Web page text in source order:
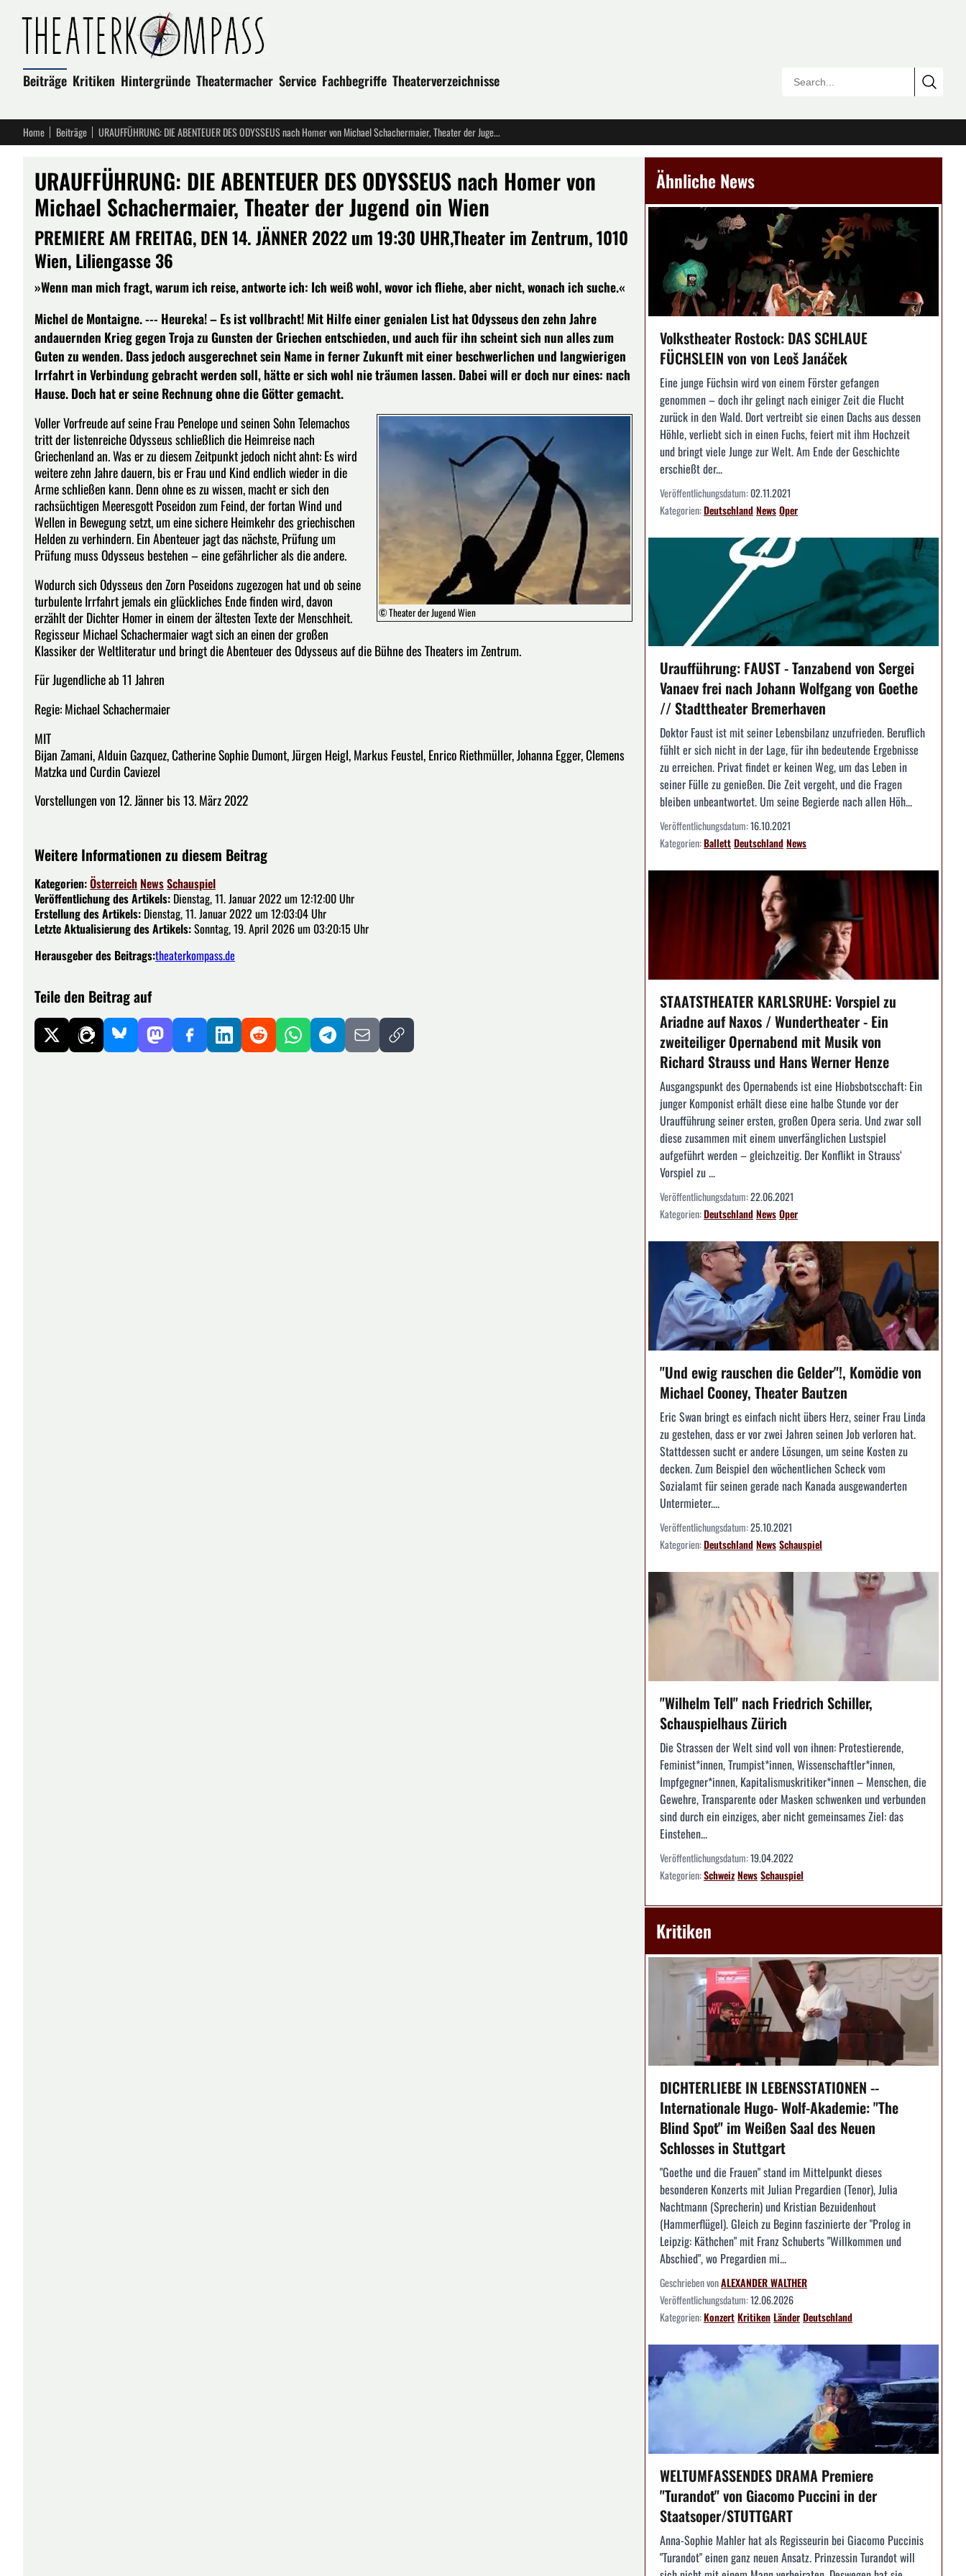
Beiträge Kritiken Hintergründe Theatermacher Service Fachbegriffe Theaterverzeichnisse
Home Beiträge URAUFFÜHRUNG: DIE ABENTEUER DES ODYSSEUS nach Homer von Michael Schachermaier, Theater der Jugend oin Wien
URAUFFÜHRUNG: DIE ABENTEUER DES ODYSSEUS nach Homer von
Michael Schachermaier, Theater der Jugend oin Wien
PREMIERE AM FREITAG, DEN 14. JÄNNER 2022 um 19:30 UHR,Theater im Zentrum, 1010
Wien, Liliengasse 36
»Wenn man mich fragt, warum ich reise, antworte ich: Ich weiß wohl, wovor ich fliehe, aber nicht, wonach ich suche.«
Michel de Montaigne. --- Heureka! – Es ist vollbracht! Mit Hilfe einer genialen List hat Odysseus den zehn Jahre
andauernden Krieg gegen Troja zu Gunsten der Griechen entschieden, und auch für ihn scheint sich nun alles zum
Guten zu wenden. Dass jedoch ausgerechnet sein Name in ferner Zukunft mit einer beschwerlichen und langwierigen
Irrfahrt in Verbindung gebracht werden soll, hätte er sich wohl nie träumen lassen. Dabei will er doch nur eines: nach
Hause. Doch hat er seine Rechnung ohne die Götter gemacht.
© Theater der Jugend Wien
Voller Vorfreude auf seine Frau Penelope und seinen Sohn Telemachos
tritt der listenreiche Odysseus schließlich die Heimreise nach
Griechenland an. Was er zu diesem Zeitpunkt jedoch nicht ahnt: Es wird
weitere zehn Jahre dauern, bis er Frau und Kind endlich wieder in die
Arme schließen kann. Denn ohne es zu wissen, macht er sich den
rachsüchtigen Meeresgott Poseidon zum Feind, der fortan Wind und
Wellen in Bewegung setzt, um eine sichere Heimkehr des griechischen
Helden zu verhindern. Ein Abenteuer jagt das nächste, Prüfung um
Prüfung muss Odysseus bestehen – eine gefährlicher als die andere.
Wodurch sich Odysseus den Zorn Poseidons zugezogen hat und ob seine
turbulente Irrfahrt jemals ein glückliches Ende finden wird, davon
erzählt der Dichter Homer in einem der ältesten Texte der Menschheit.
Regisseur Michael Schachermaier wagt sich an einen der großen
Klassiker der Weltliteratur und bringt die Abenteuer des Odysseus auf die Bühne des Theaters im Zentrum.
Für Jugendliche ab 11 Jahren
Regie: Michael Schachermaier
MIT
Bijan Zamani, Alduin Gazquez, Catherine Sophie Dumont, Jürgen Heigl, Markus Feustel, Enrico Riethmüller, Johanna Egger, Clemens
Matzka und Curdin Caviezel
Vorstellungen von 12. Jänner bis 13. März 2022
Weitere Informationen zu diesem Beitrag
Kategorien:Österreich NewsSchauspiel
Veröffentlichung des Artikels: Dienstag, 11. Januar 2022 um 12:12:00 Uhr
Erstellung des Artikels: Dienstag, 11. Januar 2022 um 12:03:04 Uhr
Letzte Aktualisierung des Artikels:Sonntag, 19. April 2026 um 03:20:15 Uhr
Herausgeber des Beitrags:theaterkompass.de
Teile den Beitrag auf
Ähnliche News
Volkstheater Rostock: DAS SCHLAUE
FÜCHSLEIN von von Leoš Janáček
Eine junge Füchsin wird von einem Förster gefangen
genommen – doch ihr gelingt nach einiger Zeit die Flucht
zurück in den Wald. Dort vertreibt sie einen Dachs aus dessen
Höhle, verliebt sich in einen Fuchs, feiert mit ihm Hochzeit
und bringt viele Junge zur Welt. Am Ende der Geschichte
erschießt der...
Veröffentlichungsdatum:02.11.2021
Kategorien:DeutschlandNewsOper
Uraufführung: FAUST - Tanzabend von Sergei
Vanaev frei nach Johann Wolfgang von Goethe
// Stadttheater Bremerhaven
Doktor Faust ist mit seiner Lebensbilanz unzufrieden. Beruflich
fühlt er sich nicht in der Lage, für ihn bedeutende Ergebnisse
zu erreichen. Privat findet er keinen Weg, um das Leben in
seiner Fülle zu genießen. Die Zeit vergeht, und die Fragen
bleiben unbeantwortet. Um seine Begierde nach allen Höh...
Veröffentlichungsdatum:16.10.2021
Kategorien:BallettDeutschlandNews
STAATSTHEATER KARLSRUHE: Vorspiel zu
Ariadne auf Naxos / Wundertheater - Ein
zweiteiliger Opernabend mit Musik von
Richard Strauss und Hans Werner Henze
Ausgangspunkt des Opernabends ist eine Hiobsbotscchaft: Ein
junger Komponist erhält diese eine halbe Stunde vor der
Uraufführung seiner ersten, großen Opera seria. Und zwar soll
diese zusammen mit einem unverfänglichen Lustspiel
aufgeführt werden – gleichzeitig. Der Konflikt in Strauss‘
Vorspiel zu ...
Veröffentlichungsdatum:22.06.2021
Kategorien:DeutschlandNewsOper
"Und ewig rauschen die Gelder"!, Komödie von
Michael Cooney, Theater Bautzen
Eric Swan bringt es einfach nicht übers Herz, seiner Frau Linda
zu gestehen, dass er vor zwei Jahren seinen Job verloren hat.
Stattdessen sucht er andere Lösungen, um seine Kosten zu
decken. Zum Beispiel den wöchentlichen Scheck vom
Sozialamt für seinen gerade nach Kanada ausgewanderten
Untermieter....
Veröffentlichungsdatum:25.10.2021
Kategorien:DeutschlandNewsSchauspiel
"Wilhelm Tell" nach Friedrich Schiller,
Schauspielhaus Zürich
Die Strassen der Welt sind voll von ihnen: Protestierende,
Feminist*innen, Trumpist*innen, Wissenschaftler*innen,
Impfgegner*innen, Kapitalismuskritiker*innen – Menschen, die
Gewehre, Transparente oder Masken schwenken und verbunden
sind durch ein einziges, aber nicht gemeinsames Ziel: das
Einstehen...
Veröffentlichungsdatum:19.04.2022
Kategorien:SchweizNewsSchauspiel
Kritiken
DICHTERLIEBE IN LEBENSSTATIONEN --
Internationale Hugo- Wolf-Akademie: "The
Blind Spot" im Weißen Saal des Neuen
Schlosses in Stuttgart
"Goethe und die Frauen" stand im Mittelpunkt dieses
besonderen Konzerts mit Julian Pregardien (Tenor), Julia
Nachtmann (Sprecherin) und Kristian Bezuidenhout
(Hammerflügel). Gleich zu Beginn faszinierte der "Prolog in
Leipzig: Käthchen" mit Franz Schuberts "Willkommen und
Abschied", wo Pregardien mi...
Geschrieben vonALEXANDER WALTHER
Veröffentlichungsdatum:12.06.2026
Kategorien:KonzertKritikenLänderDeutschland
WELTUMFASSENDES DRAMA Premiere
"Turandot" von Giacomo Puccini in der
Staatsoper/STUTTGART
Anna-Sophie Mahler hat als Regisseurin bei Giacomo Puccinis
"Turandot" einen ganz neuen Ansatz. Prinzessin Turandot will